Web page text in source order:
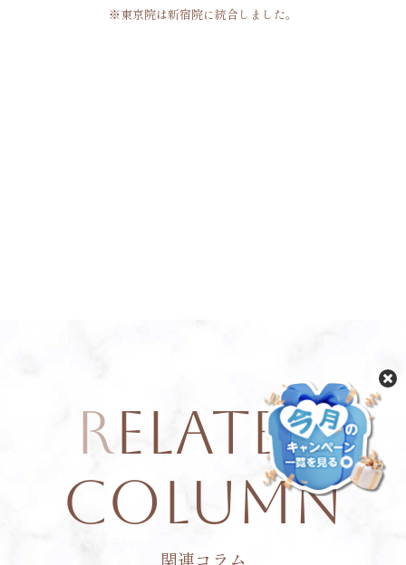
※東京院は新宿院に統合しました。
Related
Column
関連コラム